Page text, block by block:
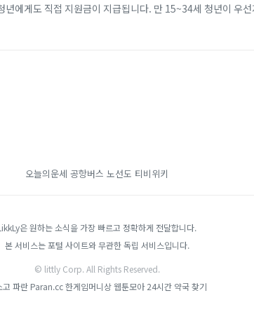
년에게도 직접 지원금이 지급됩니다. 만 15~34세 청년이 우
오늘의운세 공항버스 노선도 티비위키
은 원하는 소식을 가장 빠르고 정확하게 전달합니다.
본 서비스는 포털 사이트와 무관한 독립 서비스입니다.
© littly Corp. All Rights Reserved.
고 파란 Paran.cc 한게임머니상 웹툰모아 24시간 약국 찾기